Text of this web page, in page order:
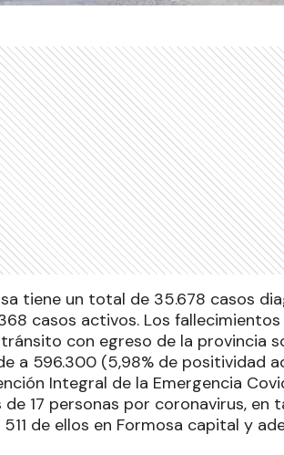
tiene un total de 35.678 casos
casos activos. Los
con egreso de la provincia
a 596.300 (5,98% de positividad
Integral de la Emergencia
17 personas por coronavirus, en
de ellos en Formosa capital y